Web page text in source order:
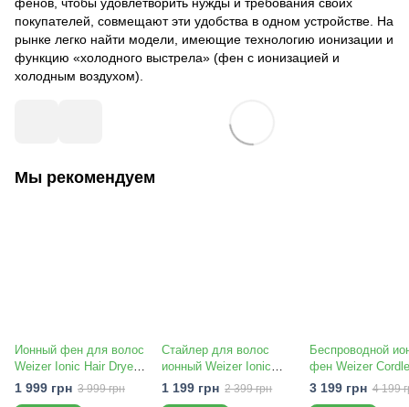
покупателей, совмещают эти удобства в одном устройстве. На
рынке легко найти модели, имеющие технологию ионизации и
функцию «холодного выстрела» (фен с ионизацией и
холодным воздухом).
Мы рекомендуем
Ионный фен для волос
Weizer Ionic Hair Dryer
2000W (RT-17200)
1 999 грн 3 999 грн
Стайлер для волос
ионный Weizer Ionic
Hair Styler 5in1 (RT-
1 199 грн 2 399 грн
Беспроводной
фен Weizer
Ionic (автономный
горячий и
3 199 грн 4 199